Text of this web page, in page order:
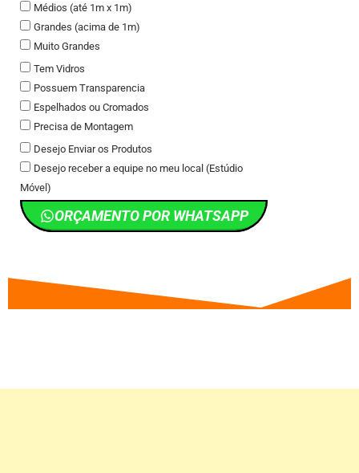
Médios (até 1m x 1m)
Grandes (acima de 1m)
Muito Grandes
Tem Vidros
Possuem Transparencia
Espelhados ou Cromados
Precisa de Montagem
Desejo Enviar os Produtos
Desejo receber a equipe no meu local (Estúdio
Móvel)
ORÇAMENTO POR WHATSAPP